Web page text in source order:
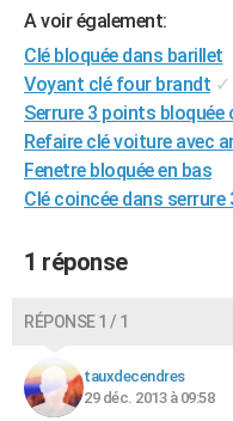
Destinations
City break
Voyage nature
Voyage de noces
Forum
Climat
+
GUIDES D'ACHAT
BONS PLANS
CARTE DE VOEUX
Dictionnaire
Biographies
Citations
Expressions
Proverbes
PROGRAMME TV
COPAINS D'AVANT
S'inscrire
Se connecter
Lycées
Collèges
Primaires
Universités
Entreprises
Service militaire
Avis de recherche
AVIS DE DÉCÈS
A voir également:
Clé bloquée dans barillet
Voyant clé four brandt ✓
Serrure 3 points bloquée
Refaire clé voiture avec
Fenetre bloquée en bas
Clé coincée dans serrure
1 réponse
RÉPONSE 1 / 1
tauxdecendres
29 déc. 2013 à 09:58